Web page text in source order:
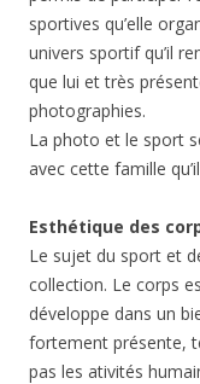
sportives qu’elle
univers sportif qu’il
que lui et très
photographies.
La photo et le sport
avec cette famille
Esthétique des
Le sujet du sport et
collection. Le corps
développe dans un
fortement présente,
pas les ativités